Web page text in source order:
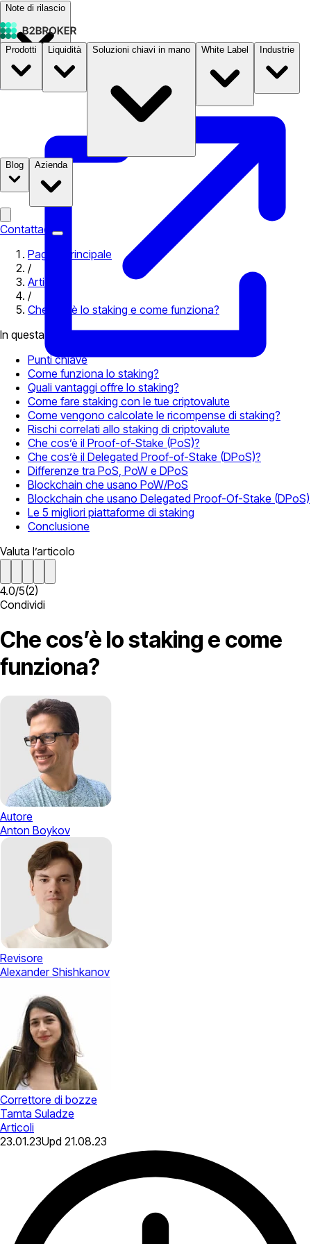
Note di rilascio
PrezziB2STORE
Prodotti Liquidità Soluzioni chiavi in mano White Label Industrie
Blog Azienda
Contattaci
Pagina principale
/
Articoli
/
Che cos’è lo staking e come funziona?
In questa pagina
Punti chiave
Come funziona lo staking?
Quali vantaggi offre lo staking?
Come fare staking con le tue criptovalute
Come vengono calcolate le ricompense di staking?
Rischi correlati allo staking di criptovalute
Che cos’è il Proof-of-Stake (PoS)?
Che cos’è il Delegated Proof-of-Stake (DPoS)?
Differenze tra PoS, PoW e DPoS
Blockchain che usano PoW/PoS
Blockchain che usano Delegated Proof-Of-Stake (DPoS)
Le 5 migliori piattaforme di staking
Conclusione
Valuta l’articolo
4.0/5(2)
Condividi
Che cos’è lo staking e come
funziona?
Autore
Anton Boykov
Revisore
Alexander Shishkanov
Correttore di bozze
Tamta Suladze
Articoli
23.01.23Upd 21.08.23